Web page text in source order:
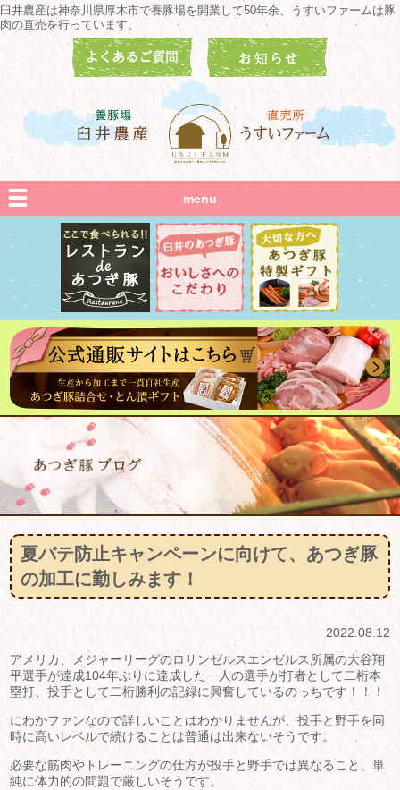
臼井農産は神奈川県厚木市で養豚場を開業して50年余、うすいファームは豚
肉の直売を行っています。
menu
夏バテ防止キャンペーンに向けて、あつぎ豚
の加工に勤しみます！
2022.08.12
アメリカ、メジャーリーグのロサンゼルスエンゼルス所属の大谷翔
平選手が達成104年ぶりに達成した一人の選手が打者として二桁本
塁打、投手として二桁勝利の記録に興奮しているのっちです！！！
にわかファンなので詳しいことはわかりませんが、投手と野手を同
時に高いレベルで続けることは普通は出来ないそうです。
必要な筋肉やトレーニングの仕方が投手と野手では異なること、単
純に体力的の問題で厳しいそうです。